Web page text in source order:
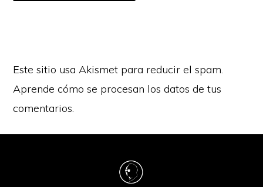
Este sitio usa Akismet para reducir el spam.
Aprende cómo se procesan los datos de tus
comentarios.